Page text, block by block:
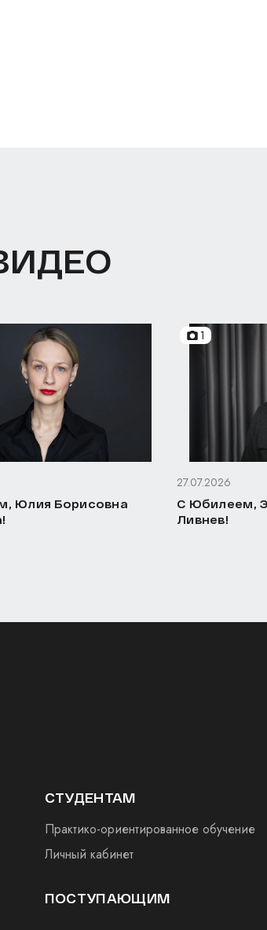
Юлия Борисовна
1
27.07.2026
С Юбилеем,
Ливнев!
СТУДЕНТАМ
Практико-ориентированное обучение
Личный кабинет
ПОСТУПАЮЩИМ